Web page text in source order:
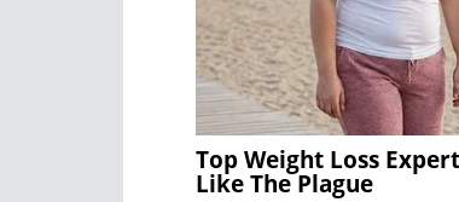
Top Weight Loss
Like The Plague